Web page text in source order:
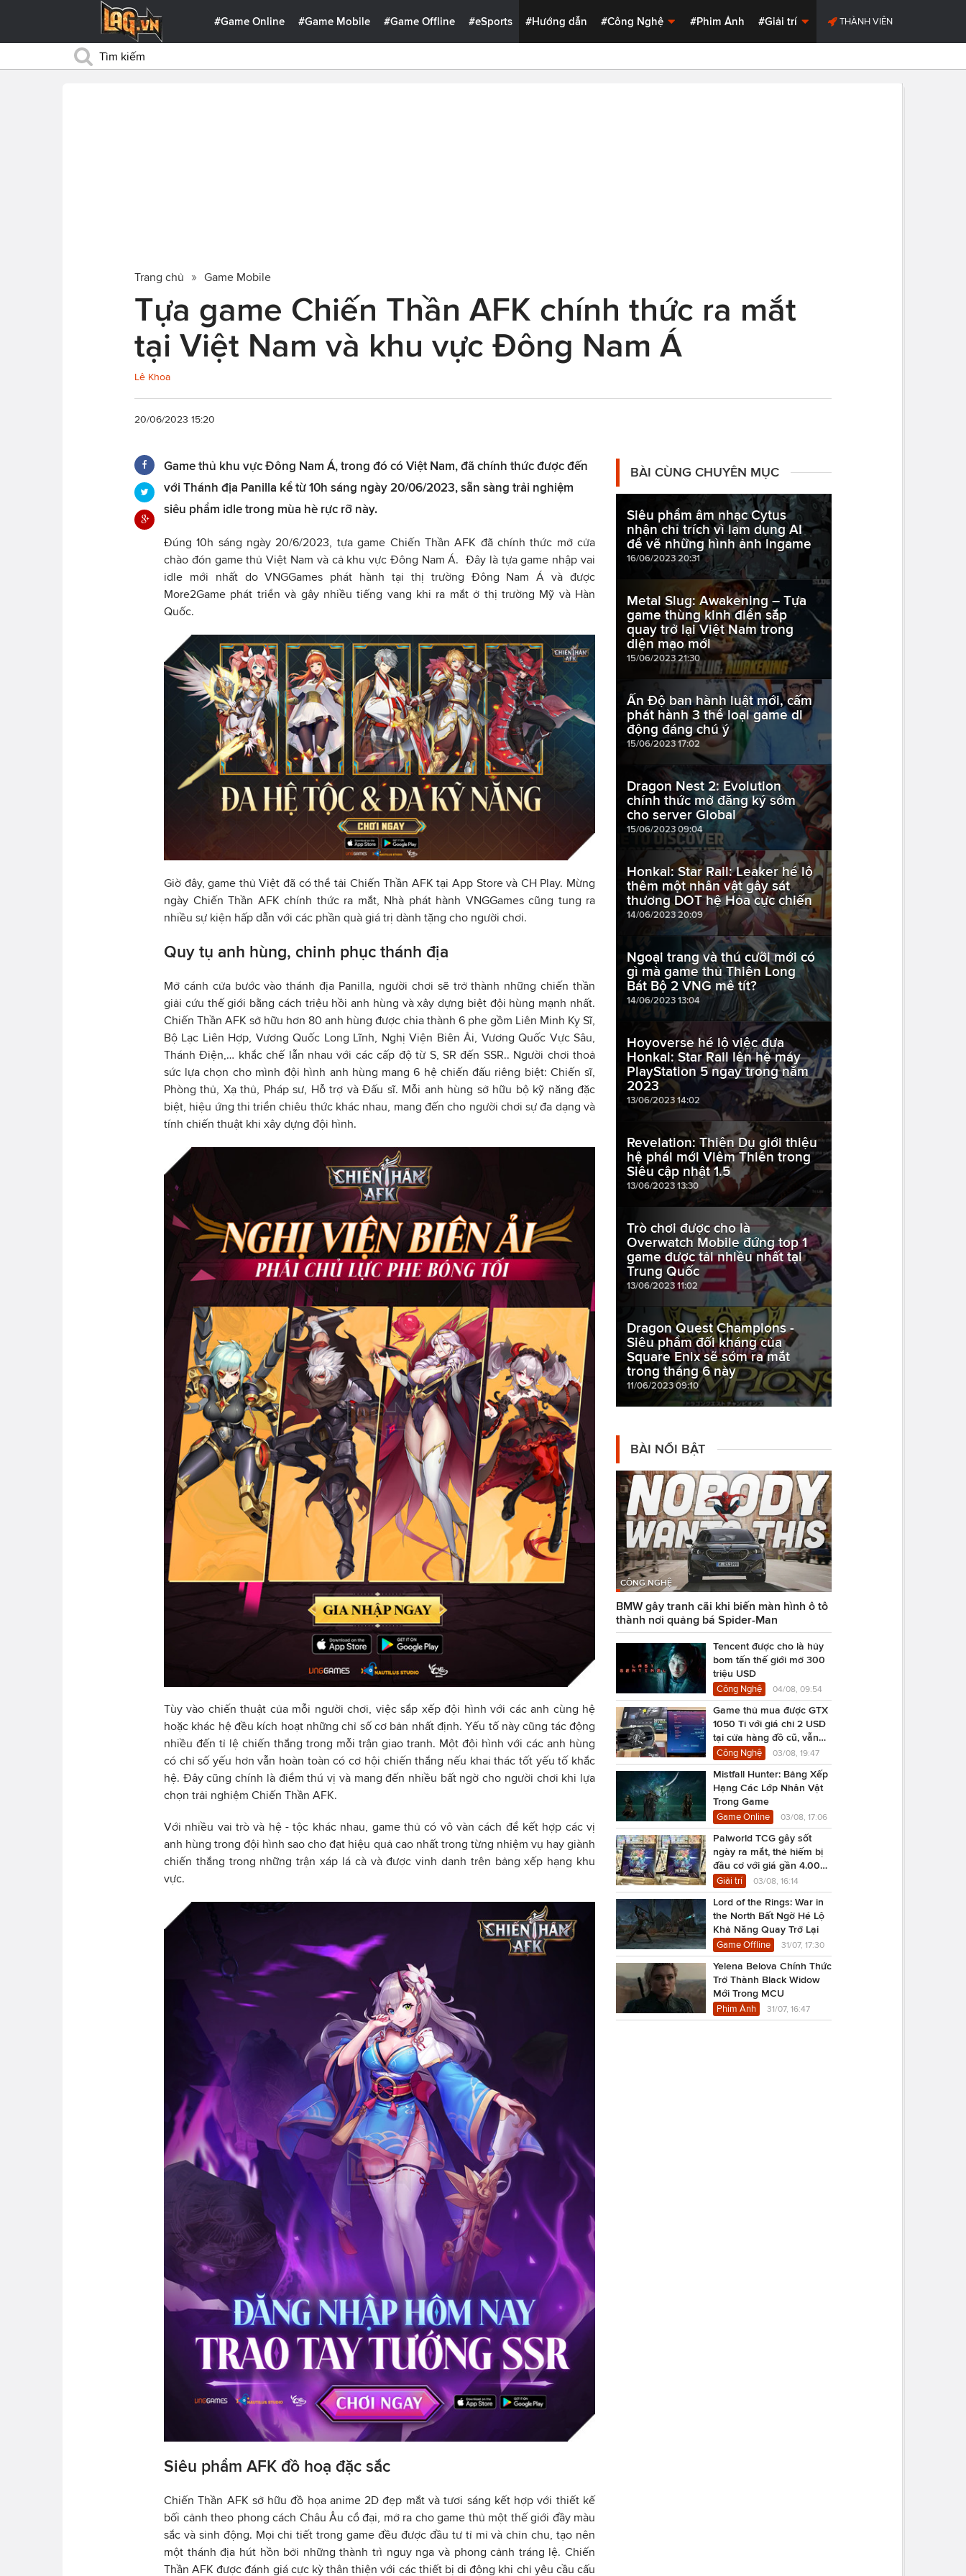
#Game Online #Game Mobile #Game Offline #eSports #Hướng dẫn #Công Nghệ #Phim Ảnh #Giải trí THÀNH VIÊN
Trang chủ Game Mobile
Tựa game Chiến Thần AFK chính thức ra mắt
tại Việt Nam và khu vực Đông Nam Á
Lê Khoa
20/06/2023 15:20
Game thủ khu vực Đông Nam Á, trong đó có Việt Nam, đã chính thức được đến
với Thánh địa Panilla kể từ 10h sáng ngày 20/06/2023, sẵn sàng trải nghiệm
siêu phẩm idle trong mùa hè rực rỡ này.
Đúng 10h sáng ngày 20/6/2023, tựa game Chiến Thần AFK đã chính thức mở cửa
chào đón game thủ Việt Nam và cả khu vực Đông Nam Á. Đây là tựa game nhập vai
idle mới nhất do VNGGames phát hành tại thị trường Đông Nam Á và được
More2Game phát triển và gây nhiều tiếng vang khi ra mắt ở thị trường Mỹ và Hàn
Quốc.
Giờ đây, game thủ Việt đã có thể tải Chiến Thần AFK tại App Store và CH Play. Mừng
ngày Chiến Thần AFK chính thức ra mắt, Nhà phát hành VNGGames cũng tung ra
nhiều sự kiện hấp dẫn với các phần quà giá trị dành tặng cho người chơi.
Quy tụ anh hùng, chinh phục thánh địa
Mở cánh cửa bước vào thánh địa Panilla, người chơi sẽ trở thành những chiến thần
giải cứu thế giới bằng cách triệu hồi anh hùng và xây dựng biệt đội hùng mạnh nhất.
Chiến Thần AFK sở hữu hơn 80 anh hùng được chia thành 6 phe gồm Liên Minh Kỵ Sĩ,
Bộ Lạc Liên Hợp, Vương Quốc Long Lĩnh, Nghị Viện Biên Ải, Vương Quốc Vực Sâu,
Thánh Điện,… khắc chế lẫn nhau với các cấp độ từ S, SR đến SSR.. Người chơi thoả
sức lựa chọn cho mình đội hình anh hùng mang 6 hệ chiến đấu riêng biệt: Chiến sĩ,
Phòng thủ, Xạ thủ, Pháp sư, Hỗ trợ và Đấu sĩ. Mỗi anh hùng sở hữu bộ kỹ năng đặc
biệt, hiệu ứng thi triển chiêu thức khác nhau, mang đến cho người chơi sự đa dạng và
tính chiến thuật khi xây dựng đội hình.
Tùy vào chiến thuật của mỗi người chơi, việc sắp xếp đội hình với các anh cùng hệ
hoặc khác hệ đều kích hoạt những chỉ số cơ bản nhất định. Yếu tố này cũng tác động
nhiều đến tỉ lệ chiến thắng trong mỗi trận giao tranh. Một đội hình với các anh hùng
có chỉ số yếu hơn vẫn hoàn toàn có cơ hội chiến thắng nếu khai thác tốt yếu tố khắc
hệ. Đây cũng chính là điểm thú vị và mang đến nhiều bất ngờ cho người chơi khi lựa
chọn trải nghiệm Chiến Thần AFK.
Với nhiều vai trò và hệ - tộc khác nhau, game thủ có vô vàn cách để kết hợp các vị
anh hùng trong đội hình sao cho đạt hiệu quả cao nhất trong từng nhiệm vụ hay giành
chiến thắng trong những trận xáp lá cà và được vinh danh trên bảng xếp hạng khu
vực.
Siêu phẩm AFK đồ hoạ đặc sắc
Chiến Thần AFK sở hữu đồ họa anime 2D đẹp mắt và tươi sáng kết hợp với thiết kế
bối cảnh theo phong cách Châu Âu cổ đại, mở ra cho game thủ một thế giới đầy màu
sắc và sinh động. Mọi chi tiết trong game đều được đầu tư tỉ mỉ và chỉn chu, tạo nên
một thánh địa hút hồn bởi những thành trì nguy nga và phong cảnh tráng lệ. Chiến
Thần AFK được đánh giá cực kỳ thân thiện với các thiết bị di động khi chỉ yêu cầu cấu
BÀI CÙNG CHUYÊN MỤC
Siêu phẩm âm nhạc Cytus
nhận chỉ trích vì lạm dụng AI
để vẽ những hình ảnh ingame
16/06/2023 20:31
Metal Slug: Awakening – Tựa
game thùng kinh điển sắp
quay trở lại Việt Nam trong
diện mạo mới
15/06/2023 21:30
Ấn Độ ban hành luật mới, cấm
phát hành 3 thể loại game di
động đáng chú ý
15/06/2023 17:02
Dragon Nest 2: Evolution
chính thức mở đăng ký sớm
cho server Global
15/06/2023 09:04
Honkai: Star Rail: Leaker hé lộ
thêm một nhân vật gây sát
thương DOT hệ Hỏa cực chiến
14/06/2023 20:09
Ngoại trang và thú cưỡi mới có
gì mà game thủ Thiên Long
Bát Bộ 2 VNG mê tít?
14/06/2023 13:04
Hoyoverse hé lộ việc đưa
Honkai: Star Rail lên hệ máy
PlayStation 5 ngay trong năm
2023
13/06/2023 14:02
Revelation: Thiên Dụ giới thiệu
hệ phái mới Viêm Thiên trong
Siêu cập nhật 1.5
13/06/2023 13:30
Trò chơi được cho là
Overwatch Mobile đứng top 1
game được tải nhiều nhất tại
Trung Quốc
13/06/2023 11:02
Dragon Quest Champions -
Siêu phẩm đối kháng của
Square Enix sẽ sớm ra mắt
trong tháng 6 này
11/06/2023 09:10
BÀI NỔI BẬT
CÔNG NGHỆ
BMW gây tranh cãi khi biến màn hình ô tô
thành nơi quảng bá Spider-Man
Tencent được cho là hủy
bom tấn thế giới mở 300
triệu USD
Công Nghệ 04/08, 09:54
Game thủ mua được GTX
1050 Ti với giá chỉ 2 USD
tại cửa hàng đồ cũ, vẫn
chạy Cyberpunk 2077
Công Nghệ 03/08, 19:47
Mistfall Hunter: Bảng Xếp
Hạng Các Lớp Nhân Vật
Trong Game
Game Online 03/08, 17:06
Palworld TCG gây sốt
ngày ra mắt, thẻ hiếm bị
đầu cơ với giá gần 4.000
USD
Giải trí 03/08, 16:14
Lord of the Rings: War in
the North Bất Ngờ Hé Lộ
Khả Năng Quay Trở Lại
Game Offline 31/07, 17:30
Yelena Belova Chính Thức
Trở Thành Black Widow
Mới Trong MCU
Phim Ảnh 31/07, 16:47